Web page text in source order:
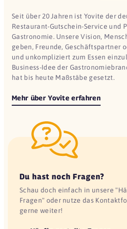
Seit über 20 Jahren ist Yovite der
Restaurant-Gutschein-Service und
Gastronomie. Unsere Vision,
geben, Freunde, Geschäftspartner
und unkompliziert zum Essen
Business-Idee der
hat bis heute Maßstäbe gesetzt.
Mehr über Yovite erfahren
Du hast noch Fragen?
Schau doch einfach in unsere
Fragen" oder nutze das
gerne weiter!